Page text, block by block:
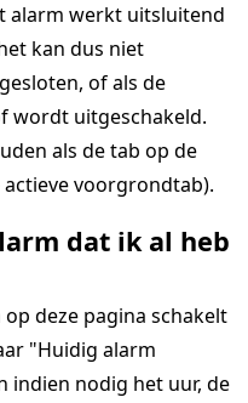
alarm werkt uitsluitend
kan dus niet
of als de
wordt uitgeschakeld.
als de tab op de
voorgrondtab).
dat ik al heb
deze pagina schakelt
"Huidig alarm
indien nodig het uur, de